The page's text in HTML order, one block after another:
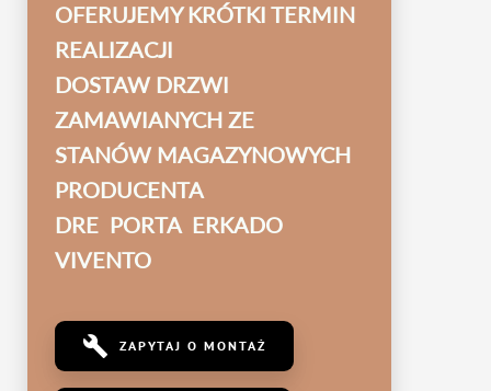
OFERUJEMY KRÓTKI TERMIN
REALIZACJI
DOSTAW DRZWI
ZAMAWIANYCH ZE
STANÓW MAGAZYNOWYCH
PRODUCENTA
DRE PORTA ERKADO
VIVENTO
ZAPYTAJ O MONTAŻ